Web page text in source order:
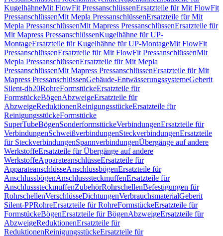
KugelhähneMit FlowFit PressanschlüssenErsatzteile für Mit FlowFit
PressanschlüssenMit Mepla PressanschlüssenErsatzteile für Mit
Mepla PressanschlüssenMit Mapress PressanschlüssenErsatzteile für
Mit Mapress PressanschlüssenKugelhähne für UP-
MontageErsatzteile für Kugelhähne für UP-MontageMit FlowFit
PressanschlüssenErsatzteile für Mit FlowFit PressanschlüssenMit
Mepla PressanschlüssenErsatzteile für Mit Mepla
PressanschlüssenMit Mapress PressanschlüssenErsatzteile für Mit
Mapress PressanschlüssenGebäude-EntwässerungssystemeGeberit
Silent-db20RohreFormstückeErsatzteile für
FormstückeBögenAbzweigeErsatzteile für
AbzweigeReduktionenReinigungsstückeErsatzteile für
ReinigungsstückeFormstücke
SuperTubeBögenSonderformstückeVerbindungenErsatzteile für
VerbindungenSchweißverbindungenSteckverbindungenErsatzteile
für SteckverbindungenSpannverbindungenÜbergänge auf andere
WerkstoffeErsatzteile für Übergänge auf andere
WerkstoffeApparateanschlüsseErsatzteile für
ApparateanschlüsseAnschlussbögenErsatzteile für
AnschlussbögenAnschlusssteckmuffenErsatzteile für
AnschlusssteckmuffenZubehörRohrschellenBefestigungen für
RohrschellenVerschlüsseDichtungenVerbrauchsmaterialGeberit
Silent-PPRohreErsatzteile für RohreFormstückeErsatzteile für
FormstückeBögenErsatzteile für BögenAbzweigeErsatzteile für
AbzweigeReduktionenErsatzteile für
ReduktionenReinigungsstückeErsatzteile für